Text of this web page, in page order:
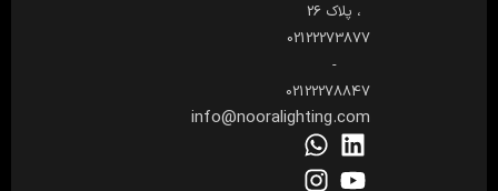
، پلاک 26
02122273877
-
02122278847
info@nooralighting.com